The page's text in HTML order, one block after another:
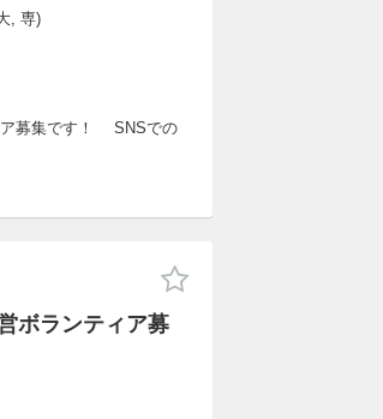
, 専)
ア募集です！ SNSでの
ボランティア募